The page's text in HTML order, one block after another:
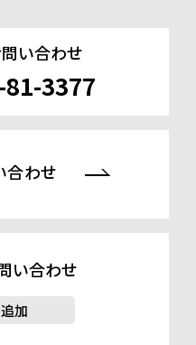
い合わせ
3377
合わせ
い合わせ
加